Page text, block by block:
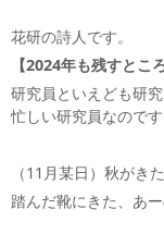
花研の詩人です。
【2024年も残すとこ
研究員といえども研
忙しい研究員なのです
（11月某日）秋がき
踏んだ靴にきた、あ